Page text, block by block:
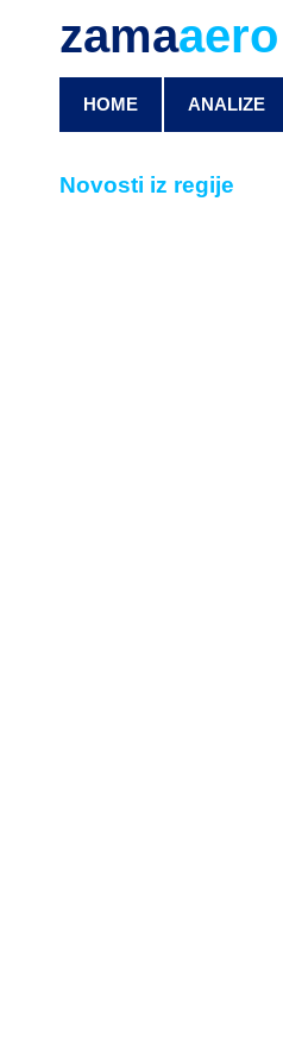
zamaaero
HOME ANALIZE
Novosti iz regije